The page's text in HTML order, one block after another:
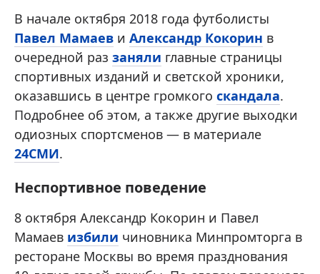
В начале октября 2018 года футболисты
Павел Мамаев и Александр Кокорин в
очередной раз заняли главные страницы
спортивных изданий и светской хроники,
оказавшись в центре громкого скандала.
Подробнее об этом, а также другие выходки
одиозных спортсменов — в материале
24СМИ.
Неспортивное поведение
8 октября Александр Кокорин и Павел
Мамаев избили чиновника Минпромторга в
ресторане Москвы во время празднования